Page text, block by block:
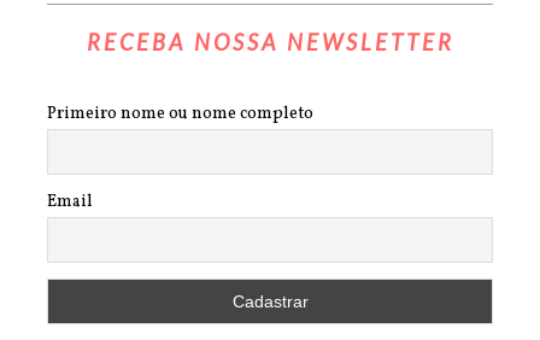
RECEBA NOSSA NEWSLETTER
Primeiro nome ou nome completo
Email